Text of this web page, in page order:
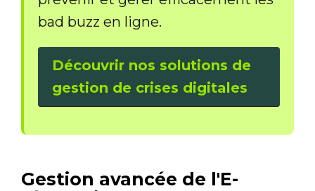
bad buzz en ligne.
Découvrir nos solutions de
gestion de crises digitales
Gestion avancée de l'E-